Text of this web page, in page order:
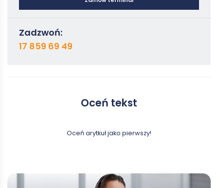
Zadzwoń:
17 859 69 49
Oceń tekst
Oceń arytkuł jako pierwszy!